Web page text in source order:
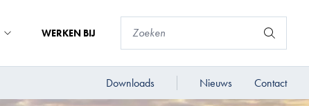
WERKEN BIJ
Downloads Nieuws Contact